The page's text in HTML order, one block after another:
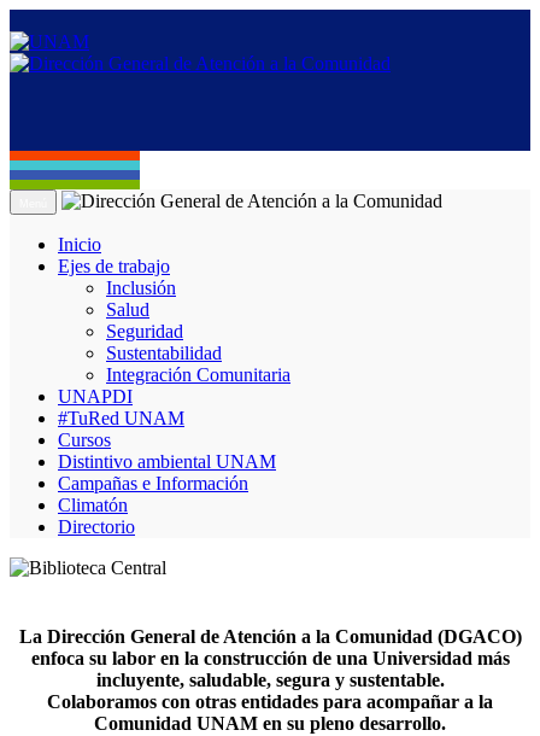
Inicio
Ejes de trabajo
Inclusión
Salud
Seguridad
Sustentabilidad
Integración Comunitaria
UNAPDI
#TuRed UNAM
Cursos
Distintivo ambiental UNAM
Campañas e Información
Climatón
Directorio
La Dirección General de Atención a la Comunidad (DGACO)
enfoca su labor en la construcción de una Universidad más
incluyente, saludable, segura y sustentable.
Colaboramos con otras entidades para acompañar a la
Comunidad UNAM en su pleno desarrollo.